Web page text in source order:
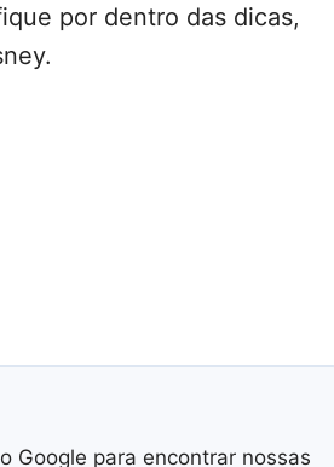
por dentro das dicas,
Google para encontrar nossas